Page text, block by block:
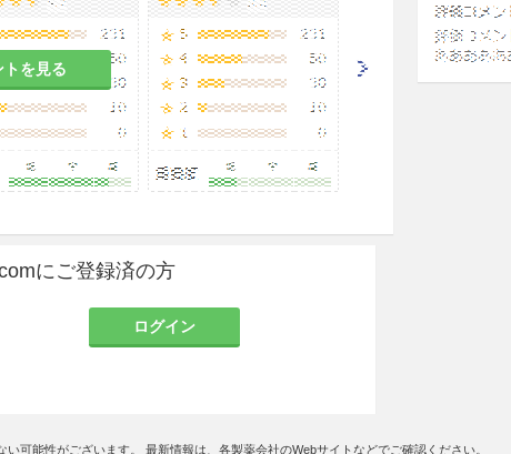
線曝露を避けること。
剥脱、紅斑、そう痒症があらわれるこ
生することが多く、通常は軽度で一過
こと。なお、本剤の継続使用中に消失
て休薬等の適切な処置を行うこと。
シン、サリチル酸を含む薬剤、薬用又
斂薬）との併用の際には、皮膚刺激感
トを見る
にご登録済の方
ログイン
可能性がございます。 最新情報は、各製薬会社のWebサイトなどでご確認ください。